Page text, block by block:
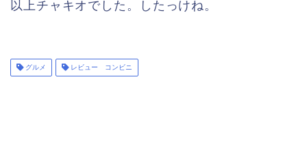
以上チャキオでした。したっけね。
グルメ レビュー コンビニ